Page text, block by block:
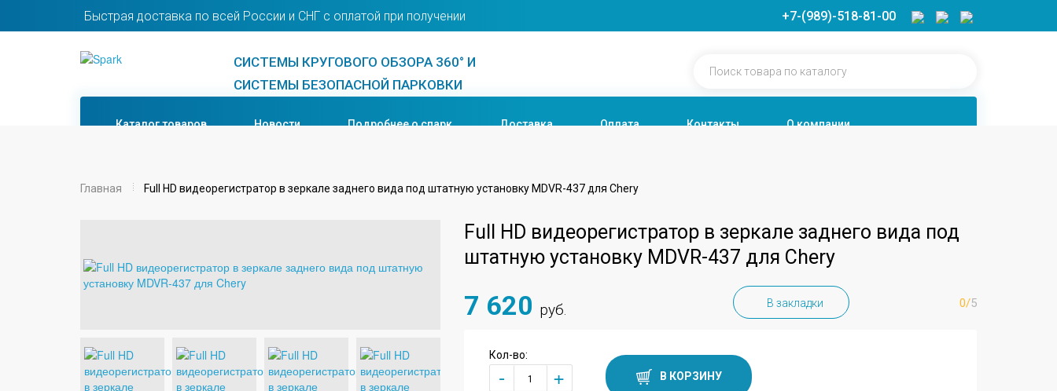
Быстрая доставка по всей России и СНГ с оплатой при получении +7-(989)-518-81-00
СИСТЕМЫ КРУГОВОГО ОБЗОРА 360° И
СИСТЕМЫ БЕЗОПАСНОЙ ПАРКОВКИ
Каталог товаров Новости Подробнее о спарк Доставка Оплата Контакты О компании
Главная Full HD видеорегистратор в зеркале заднего вида под штатную установку MDVR-437 для Chery
Full HD видеорегистратор в зеркале заднего вида под
штатную установку MDVR-437 для Chery
7 620 руб. В закладки 0/5
Кол-во:
- + В КОРЗИНУ